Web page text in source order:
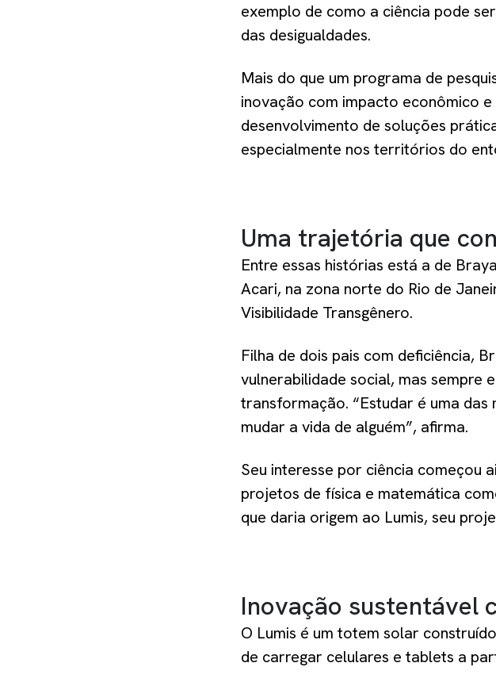
exemplo de como a ciência pode
das desigualdades.
Mais do que um programa de
inovação com impacto econômico
desenvolvimento de soluções
especialmente nos territórios do
Uma trajetória que
Entre essas histórias está a de
Acari, na zona norte do Rio de
Visibilidade Transgênero.
Filha de dois pais com deficiência,
vulnerabilidade social, mas sempre
transformação. “Estudar é uma
mudar a vida de alguém”, afirma.
Seu interesse por ciência começou
projetos de física e matemática
que daria origem ao Lumis, seu
Inovação sustentável
O Lumis é um totem solar
de carregar celulares e tablets a